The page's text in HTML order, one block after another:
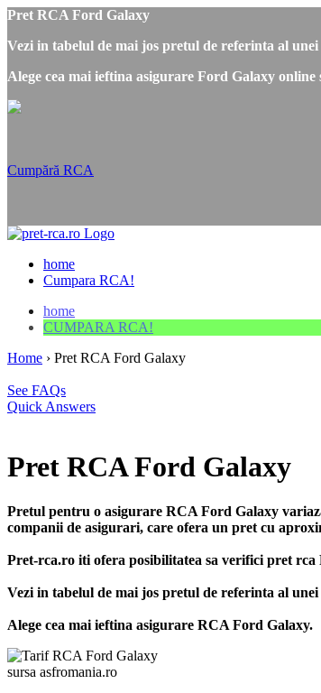
Pret RCA Ford Galaxy
Vezi in tabelul de mai jos pretul de referinta al
Alege cea mai ieftina asigurare Ford Galaxy
Cumpără RCA
home
Cumpara RCA!
home
CUMPARA RCA!
Home › Pret RCA Ford Galaxy
See FAQs
Quick Answers
Pret RCA Ford Galaxy
Pretul pentru o asigurare RCA Ford Galaxy
companii de asigurari, care ofera un pret cu
Pret-rca.ro iti ofera posibilitatea sa verifici pret rca
Vezi in tabelul de mai jos pretul de referinta al
Alege cea mai ieftina asigurare RCA Ford Galaxy.
sursa asfromania.ro